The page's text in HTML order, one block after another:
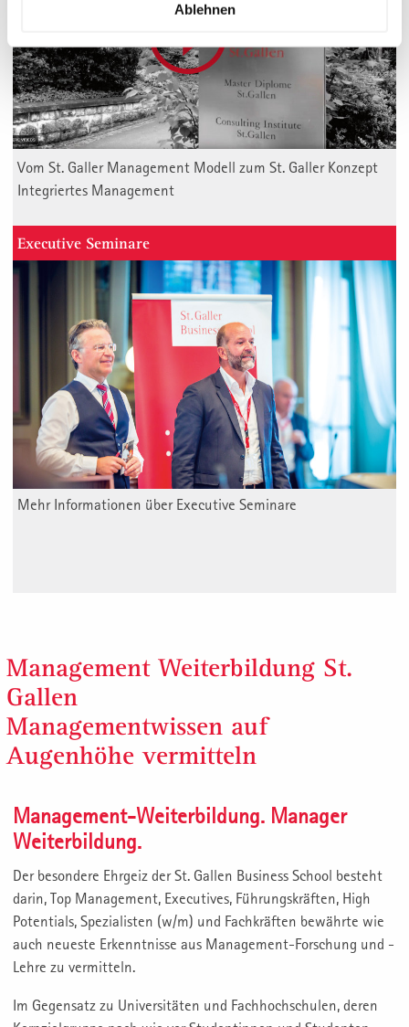
Ablehnen
Vom St. Galler Management Modell zum St. Galler Konzept
Integriertes Management
Executive Seminare
Mehr Informationen über Executive Seminare
Management Weiterbildung St.
Gallen
Managementwissen auf
Augenhöhe vermitteln
Management-Weiterbildung. Manager
Weiterbildung.
Der besondere Ehrgeiz der St. Gallen Business School besteht
darin, Top Management, Executives, Führungskräften, High
Potentials, Spezialisten (w/m) und Fachkräften bewährte wie
auch neueste Erkenntnisse aus Management-Forschung und -
Lehre zu vermitteln.
Im Gegensatz zu Universitäten und Fachhochschulen, deren